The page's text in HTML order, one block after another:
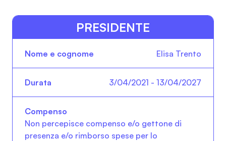
PRESIDENTE
Nome e cognome Compenso
Elisa Trento
3/04/2021 - 13/04/2027
Non percepisce compenso e/o gettone di
presenza e/o rimborso spese per lo